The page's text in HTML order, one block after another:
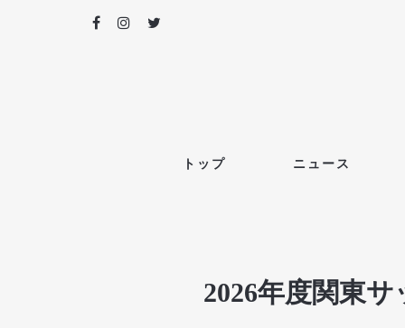
トップ ニュース
2026年度関東